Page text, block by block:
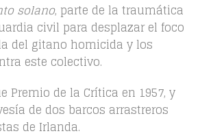
solano, parte de la traumática
civil para desplazar el foco
del gitano homicida y los
este colectivo.
Premio de la Crítica en 1957, y
de dos barcos arrastreros
de Irlanda.